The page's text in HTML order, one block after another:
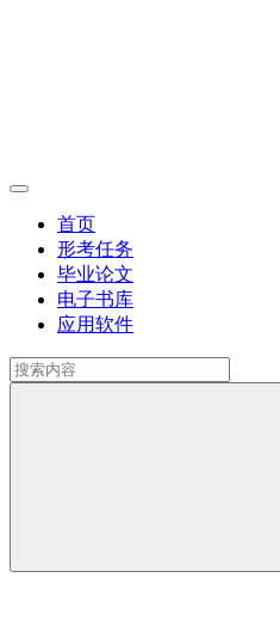
首页
形考任务
毕业论文
电子书库
应用软件